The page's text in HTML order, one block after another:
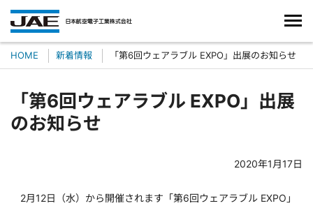
HOME 新着情報 「第6回ウェアラブル EXPO」出展のお知らせ
「第6回ウェアラブル EXPO」出展
のお知らせ
2020年1月17日
2月12日（水）から開催されます「第6回ウェアラブル EXPO」